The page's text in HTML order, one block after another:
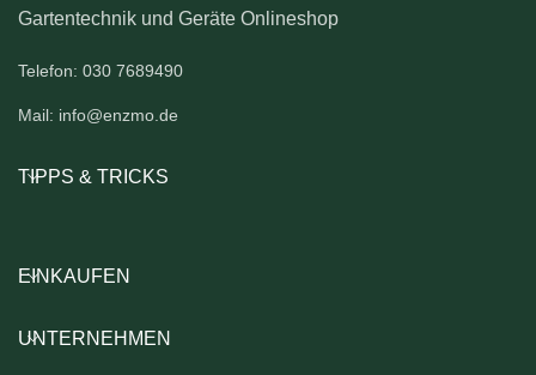
Gartentechnik und Geräte Onlineshop
Telefon: 030 7689490
Mail: info@enzmo.de
TIPPS & TRICKS
EINKAUFEN
UNTERNEHMEN